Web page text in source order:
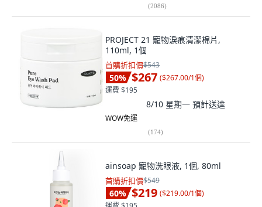
(2086)
PROJECT 21 寵物淚痕清潔棉片,
110ml, 1個
首購折扣價$543
50% $267 ($267.00/1個)
運費 $195
8/10 星期一 預計送達
WOW免運
(174)
ainsoap 寵物洗眼液, 1個, 80ml
首購折扣價$549
60% $219 ($219.00/1個)